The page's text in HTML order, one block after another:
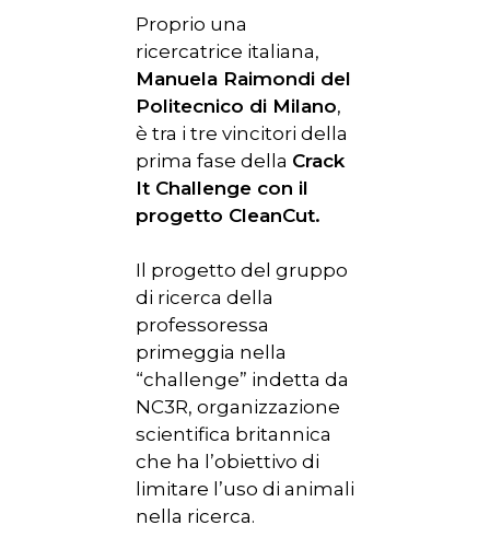
Proprio una
ricercatrice italiana,
Manuela Raimondi del
Politecnico di Milano,
è tra i tre vincitori della
prima fase della Crack
It Challenge con il
progetto CleanCut.
Il progetto del gruppo
di ricerca della
professoressa
primeggia nella
“challenge” indetta da
NC3R, organizzazione
scientifica britannica
che ha l’obiettivo di
limitare l’uso di animali
nella ricerca.